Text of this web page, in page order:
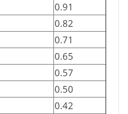
0.91
0.82
0.71
0.65
0.57
0.50
0.42